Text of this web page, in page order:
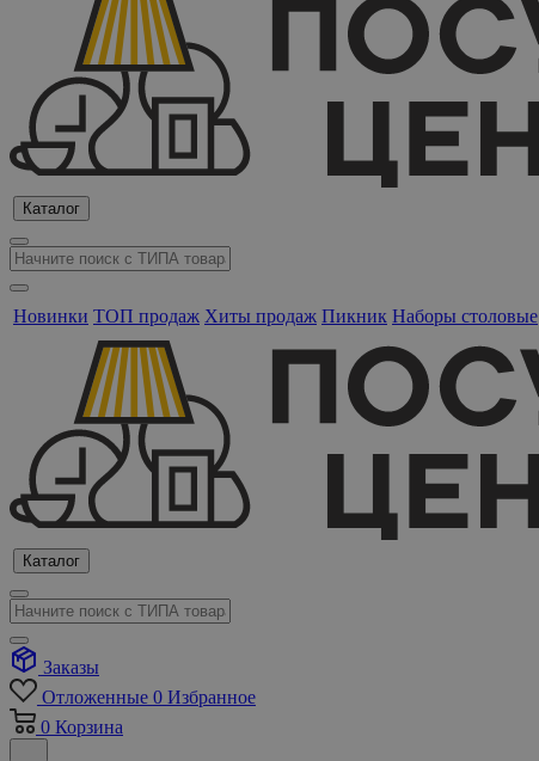
Каталог
Новинки ТОП продаж Хиты продаж Пикник Наборы столовые
Каталог
Заказы
Отложенные 0 Избранное
0 Корзина